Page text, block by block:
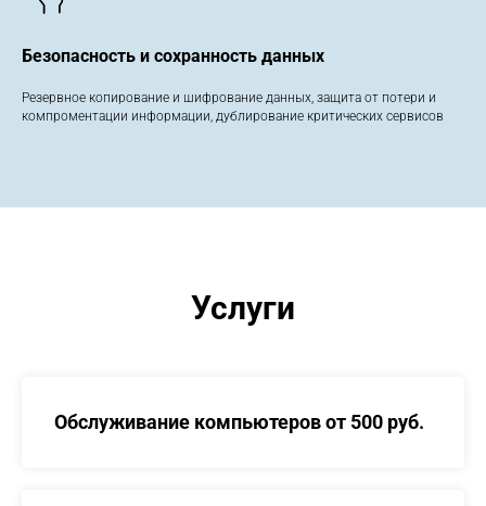
Безопасность и сохранность данных
Резервное копирование и шифрование данных, защита от потери и
компроментации информации, дублирование критических сервисов
Услуги
Обслуживание компьютеров от 500 руб.